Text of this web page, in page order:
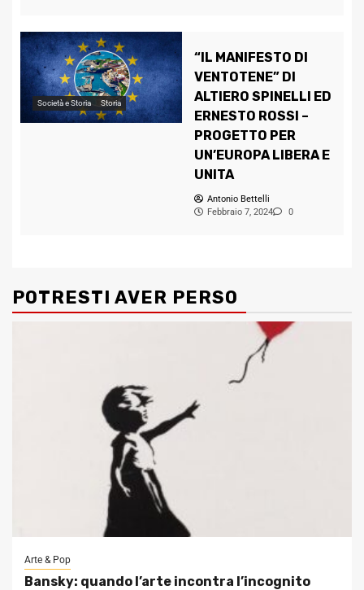
Società e Storia Storia
“IL MANIFESTO DI
VENTOTENE” DI
ALTIERO SPINELLI ED
ERNESTO ROSSI –
PROGETTO PER
UN’EUROPA LIBERA E
UNITA
Antonio Bettelli
Febbraio 7, 2024
0
POTRESTI AVER PERSO
Arte & Pop
Bansky: quando l’arte incontra l’incognito